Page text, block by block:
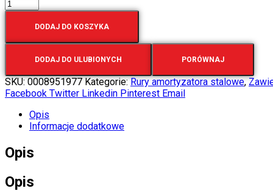
DODAJ DO KOSZYKA
DODAJ DO ULUBIONYCH PORÓWNAJ
SKU:0008951977 Kategorie:Rury amortyzatora stalowe,
Facebook Twitter Linkedin Pinterest Email
Opis
Informacje dodatkowe
Opis
Opis